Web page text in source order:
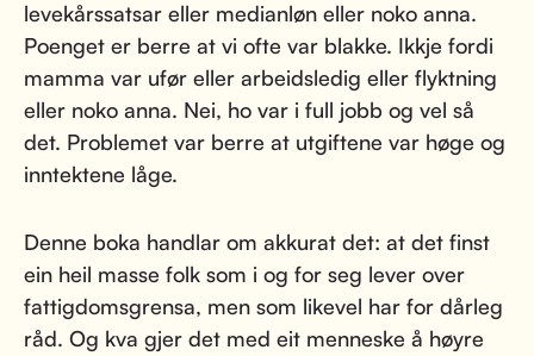
levekårssatsar eller medianløn eller noko anna.
Poenget er berre at vi ofte var blakke. Ikkje fordi
mamma var ufør eller arbeidsledig eller flyktning
eller noko anna. Nei, ho var i full jobb og vel så
det. Problemet var berre at utgiftene var høge og
inntektene låge.
Denne boka handlar om akkurat det: at det finst
ein heil masse folk som i og for seg lever over
fattigdomsgrensa, men som likevel har for dårleg
råd. Og kva gjer det med eit menneske å høyre